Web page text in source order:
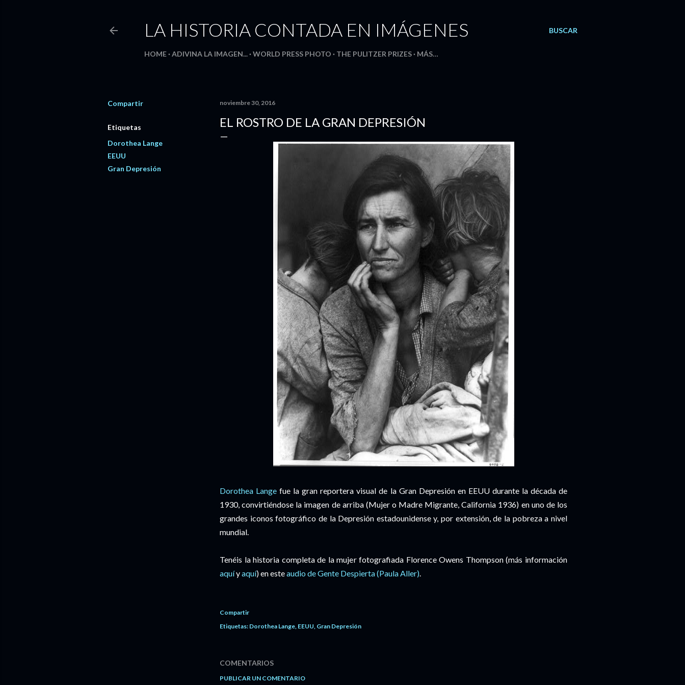
BUSCAR
LA HISTORIA CONTADA EN IMÁGENES
HOME ADIVINA LA IMAGEN... WORLD PRESS PHOTO THE PULITZER PRIZES MÁS…
Compartir
Etiquetas
Dorothea Lange
EEUU
Gran Depresión
noviembre 30, 2016
EL ROSTRO DE LA GRAN DEPRESIÓN
Dorothea Lange fue la gran reportera visual de la Gran Depresión en EEUU durante la década de
1930, convirtiéndose la imagen de arriba (Mujer o Madre Migrante, California 1936) en uno de los
grandes iconos fotográfico de la Depresión estadounidense y, por extensión, de la pobreza a nivel
mundial.
Tenéis la historia completa de la mujer fotografiada Florence Owens Thompson (más información
aquíyaquí) en esteaudio de Gente Despierta (Paula Aller).
Compartir
Etiquetas: Dorothea Lange EEUU Gran Depresión
COMENTARIOS
PUBLICAR UN COMENTARIO